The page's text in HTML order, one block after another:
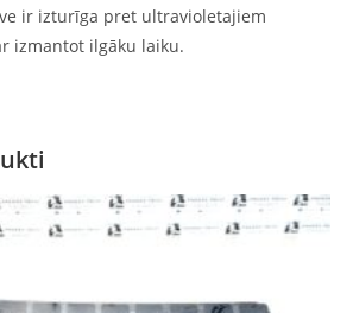
ir izturīga pret ultravioletajiem
izmantot ilgāku laiku.